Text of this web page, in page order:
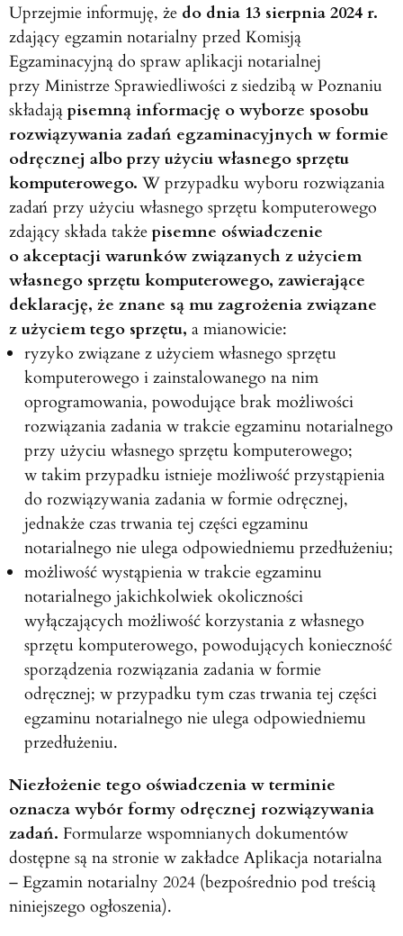
Uprzejmie informuję, że do dnia 13 sierpnia 2024 r.
zdający egzamin notarialny przed Komisją
Egzaminacyjną do spraw aplikacji notarialnej
przy Ministrze Sprawiedliwości z siedzibą w Poznaniu
składają pisemną informację o wyborze sposobu
rozwiązywania zadań egzaminacyjnych w formie
odręcznej albo przy użyciu własnego sprzętu
komputerowego. W przypadku wyboru rozwiązania
zadań przy użyciu własnego sprzętu komputerowego
zdający składa także pisemne oświadczenie
o akceptacji warunków związanych z użyciem
własnego sprzętu komputerowego, zawierające
deklarację, że znane są mu zagrożenia związane
z użyciem tego sprzętu, a mianowicie:
ryzyko związane z użyciem własnego sprzętu
komputerowego i zainstalowanego na nim
oprogramowania, powodujące brak możliwości
rozwiązania zadania w trakcie egzaminu notarialnego
przy użyciu własnego sprzętu komputerowego;
w takim przypadku istnieje możliwość przystąpienia
do rozwiązywania zadania w formie odręcznej,
jednakże czas trwania tej części egzaminu
notarialnego nie ulega odpowiedniemu przedłużeniu;
możliwość wystąpienia w trakcie egzaminu
notarialnego jakichkolwiek okoliczności
wyłączających możliwość korzystania z własnego
sprzętu komputerowego, powodujących konieczność
sporządzenia rozwiązania zadania w formie
odręcznej; w przypadku tym czas trwania tej części
egzaminu notarialnego nie ulega odpowiedniemu
przedłużeniu.
Niezłożenie tego oświadczenia w terminie
oznacza wybór formy odręcznej rozwiązywania
zadań. Formularze wspomnianych dokumentów
dostępne są na stronie w zakładce Aplikacja notarialna
– Egzamin notarialny 2024 (bezpośrednio pod treścią
niniejszego ogłoszenia).